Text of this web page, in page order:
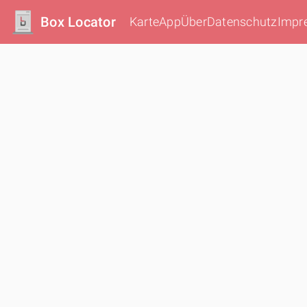
Box Locator KarteAppÜberDatenschutz